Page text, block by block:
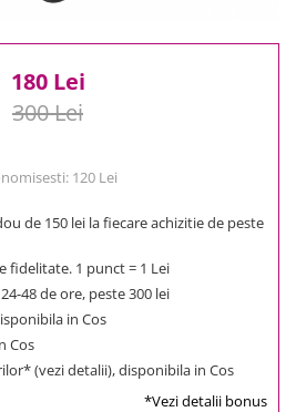
180 Lei
300 Lei
120 Lei
de 150 lei la fiecare achizitie de peste
fidelitate. 1 punct = 1 Lei
24-48 de ore, peste 300 lei
in Cos
Cos
(vezi detalii), disponibila in Cos
*Vezi detalii bonus